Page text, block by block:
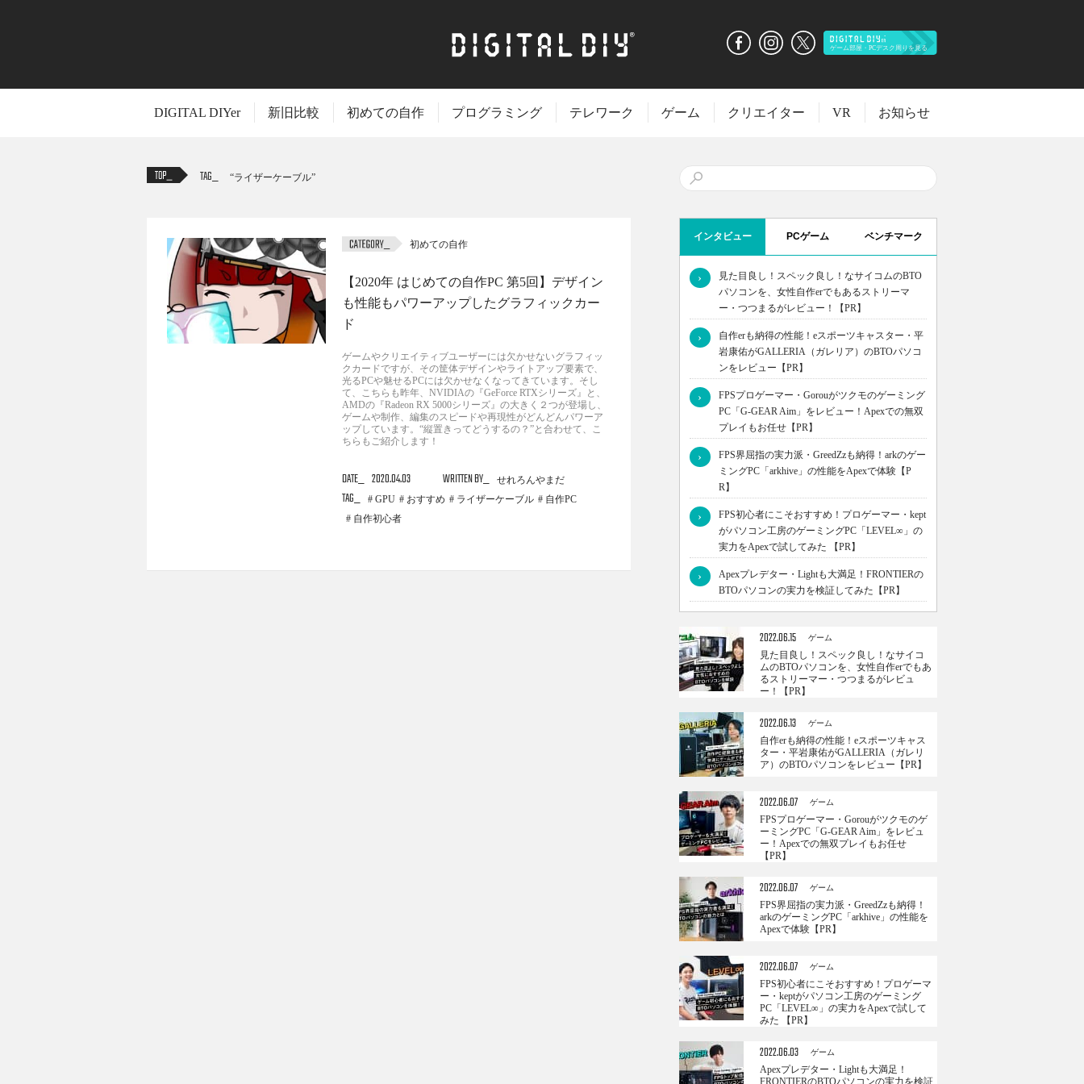
DIGITAL DIYer 新旧比較 初めての自作 プログラミング テレワーク ゲーム クリエイター VR お知らせ
TAG ライザーケーブル
初めての自作
【2020年 はじめての自作PC 第5回】デザイン
も性能もパワーアップしたグラフィックカー
ド
ゲームやクリエイティブユーザーには欠かせないグラフィッ
クカードですが、その筐体デザインやライトアップ要素で、
光るPCや魅せるPCには欠かせなくなってきています。そし
て、こちらも昨年、NVIDIAの『GeForce RTXシリーズ』と、
AMDの『Radeon RX 5000シリーズ』の大きく２つが登場し、
ゲームや制作、編集のスピードや再現性がどんどんパワーア
ップしています。“縦置きってどうするの？”と合わせて、こ
ちらもご紹介します！
DATE 2020.04.03 WRITTEN BY せれろんやまだ
TAG GPU おすすめ ライザーケーブル
自作PC
自作初心者
インタビュー PCゲーム ベンチマーク
›
見た目良し！スペック良し！なサイコムのBTO
パソコンを、女性自作erでもあるストリーマ
ー・つつまるがレビュー！【PR】
›
自作erも納得の性能！eスポーツキャスター・平
岩康佑がGALLERIA（ガレリア）のBTOパソコ
ンをレビュー【PR】
›
FPSプロゲーマー・Gorouがツクモのゲーミング
PC「G-GEAR Aim」をレビュー！Apexでの無双
プレイもお任せ【PR】
›
FPS界屈指の実力派・GreedZzも納得！arkのゲー
ミングPC「arkhive」の性能をApexで体験【P
R】
›
FPS初心者にこそおすすめ！プロゲーマー・kept
がパソコン工房のゲーミングPC「LEVEL∞」の
実力をApexで試してみた 【PR】
›
Apexプレデター・Lightも大満足！FRONTIERの
BTOパソコンの実力を検証してみた【PR】
2022.06.15 ゲーム
見た目良し！スペック良し！なサイコ
ムのBTOパソコンを、女性自作erでもあ
るストリーマー・つつまるがレビュ
ー！【PR】
2022.06.13 ゲーム
自作erも納得の性能！eスポーツキャス
ター・平岩康佑がGALLERIA（ガレリ
ア）のBTOパソコンをレビュー【PR】
2022.06.07 ゲーム
FPSプロゲーマー・Gorouがツクモのゲ
ーミングPC「G-GEAR Aim」をレビュ
ー！Apexでの無双プレイもお任せ
【PR】
2022.06.07 ゲーム
FPS界屈指の実力派・GreedZzも納得！
arkのゲーミングPC「arkhive」の性能を
Apexで体験【PR】
2022.06.07 ゲーム
FPS初心者にこそおすすめ！プロゲーマ
ー・keptがパソコン工房のゲーミング
PC「LEVEL∞」の実力をApexで試して
みた 【PR】
2022.06.03 ゲーム
Apexプレデター・Lightも大満足！
FRONTIERのBTOパソコンの実力を検証